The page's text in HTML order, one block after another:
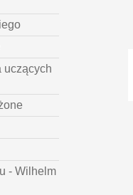
uczących
- Wilhelm